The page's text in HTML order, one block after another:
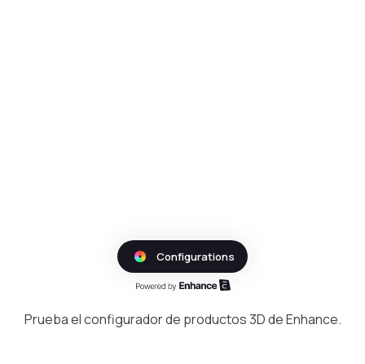
Prueba el configurador de productos 3D de Enhance.